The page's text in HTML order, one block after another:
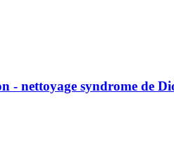
- nettoyage syndrome de